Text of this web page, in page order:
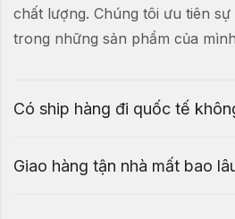
chất lượng. Chúng tôi ưu tiên
trong những sản phẩm của
Có ship hàng đi quốc tế
Giao hàng tận nhà mất bao